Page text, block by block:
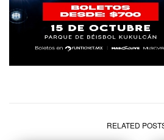
RELATED